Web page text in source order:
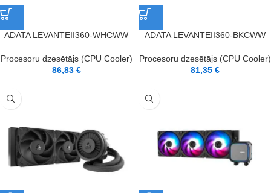
ADATA LEVANTEII360-WHCWW
Procesoru dzesētājs (CPU Cooler)
86,83 €
ADATA LEVANTEII360-BKCWW
Procesoru dzesētājs (CPU Cooler)
81,35 €